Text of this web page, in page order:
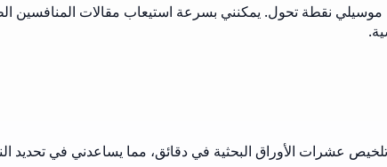
موسيلي نقطة تحول. يمكنني بسرعة استيعاب مقالات
عشرات الأوراق البحثية في دقائق، مما يساعدني في تحديد